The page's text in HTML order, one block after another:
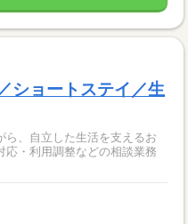
ショートステイ／生
ら、自立した生活を支えるお
応・利用調整などの相談業務